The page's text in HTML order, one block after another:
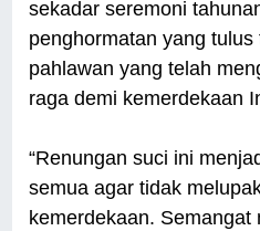
sekadar seremoni
penghormatan yang
pahlawan yang telah
raga demi kemerdekaan
“Renungan suci ini
semua agar tidak
kemerdekaan. Semangat